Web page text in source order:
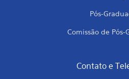
Pós-
Comissão de Pós-
Contato e